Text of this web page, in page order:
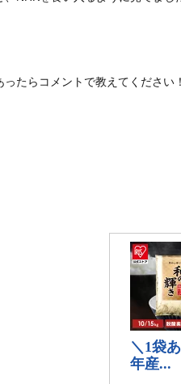
たらコメントで教えてください